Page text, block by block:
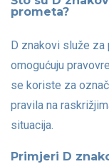
prometa?
D znakovi služe za
omogućuju
se koriste za
pravila na
situacija.
Primjeri D